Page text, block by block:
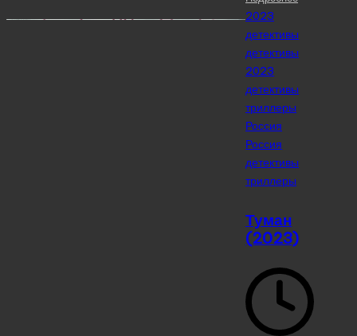
Posted
in
2023
детективы
детективы
2023
детективы
триллеры
Россия
Россия
детективы
триллеры
Туман
(2023)